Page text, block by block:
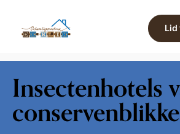
Lid
Insectenhotels